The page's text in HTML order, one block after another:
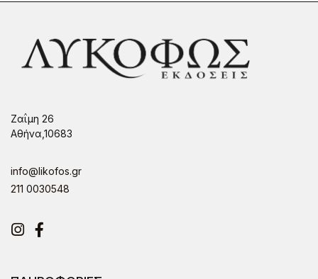
Ζαΐμη 26
Αθήνα,10683
info@likofos.gr
211 0030548
Instagram
Facebook